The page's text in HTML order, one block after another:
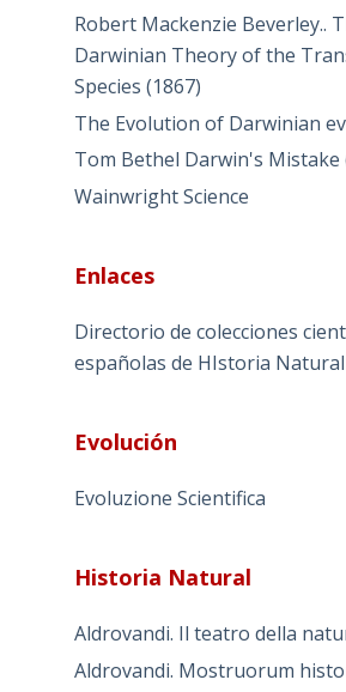
Robert Mackenzie Beverley..
Darwinian Theory of the
Species (1867)
The Evolution of Darwinian
Tom Bethel Darwin's Mistake
Wainwright Science
Enlaces
Directorio de colecciones
españolas de HIstoria Natural
Evolución
Evoluzione Scientifica
Historia Natural
Aldrovandi. Il teatro della
Aldrovandi. Mostruorum